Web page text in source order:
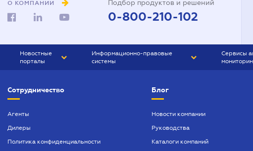
О КОМПАНИИ Подбор продуктов и решений
0-800-210-102
Новостные
порталы
БИЗНЕС
Информационно-правовые
системы
БУХГАЛТЕР ПРОФ
ЮРИСТ ПРОФ
Сервисы
Сотрудничество
Агенты
Дилеры
Политика конфиденциальности
Блог
Новости компании
Руководства
Каталоги компаний